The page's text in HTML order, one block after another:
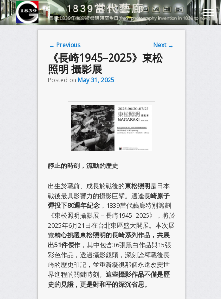
Post navigation
← Previous Next →
《長崎1945–2025》東松
照明 攝影展
Posted on May 31, 2025
靜止的時刻，流動的歷史
出生於戰前、成長於戰後的東松照明是日本
戰後最具影響力的攝影巨擘。適逢長崎原子
彈投下80週年紀念，1839當代藝廊特別籌劃
《東松照明攝影展－長崎1945–2025》，將於
2025年6月21日在台北東區盛大開展。本次展
覽精心挑選東松照明的長崎系列作品，共展
出51件傑作，其中包含36張黑白作品與15張
彩色作品，透過攝影鏡頭，深刻詮釋戰後長
崎的歷史印記，並重新凝視那個永遠改變世
界進程的關鍵時刻。 這些攝影作品不僅是歷
史的見證，更是對和平的深沉省思。